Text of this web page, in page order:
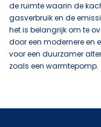
de ruimte waarin de
gasverbruik en de
het is belangrijk om te
door een modernere en
voor een duurzamer
zoals een warmtepomp.